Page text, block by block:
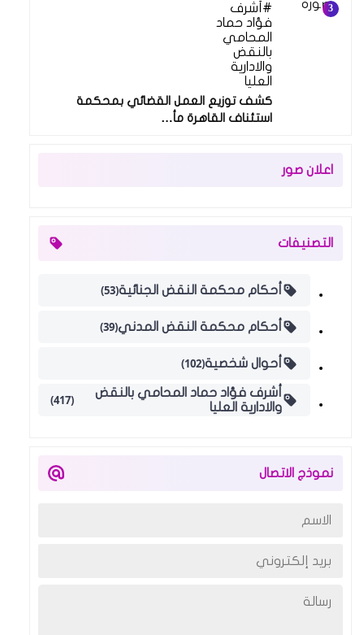
أشرف
فؤاد حماد
المحامي
بالنقض
والادارية
العليا
كشف توزيع العمل القضائي بمحكمة
استئناف القاهرة مأ…
اعلان صور
التصنيفات
أحكام محكمة النقض الجنائية(53)
أحكام محكمة النقض المدني(39)
أحوال شخصية(102)
أشرف فؤاد حماد المحامي بالنقض
والادارية العليا
(417)
نموذج الاتصال